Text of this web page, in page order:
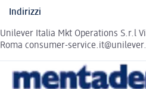
Indirizzi
Unilever Italia Mkt Operations S.r.l
Roma consumer-